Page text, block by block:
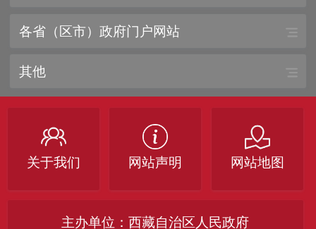
各省（区市）政府门户网站
其他
关于我们 网站声明 网站地图
主办单位：西藏自治区人民政府